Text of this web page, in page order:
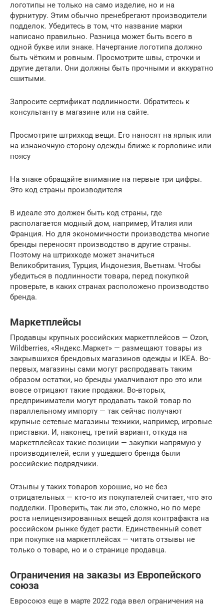
логотипы не только на само изделие, но и на
фурнитуру. Этим обычно пренебрегают производители
подделок. Убедитесь в том, что название марки
написано правильно. Разница может быть всего в
одной букве или знаке. Начертание логотипа должно
быть чётким и ровным. Просмотрите швы, строчки и
другие детали. Они должны быть прочными и аккуратно
сшитыми.
Запросите сертификат подлинности. Обратитесь к
консультанту в магазине или на сайте.
Просмотрите штрихкод вещи. Его наносят на ярлык или
на изнаночную сторону одежды ближе к горловине или
поясу
На знаке обращайте внимание на первые три цифры.
Это код страны производителя
В идеале это должен быть код страны, где
располагается модный дом, например, Италия или
Франция. Но для экономичности производства многие
бренды переносят производство в другие страны.
Поэтому на штрихкоде может значиться
Великобритания, Турция, Индонезия, Вьетнам. Чтобы
убедиться в подлинности товара, перед покупкой
проверьте, в каких странах расположено производство
бренда.
Маркетплейсы
Продавцы крупных российских маркетплейсов — Ozon,
Wildberries, «Яндекс.Маркет» — размещают товары из
закрывшихся брендовых магазинов одежды и IKEA. Во-
первых, магазины сами могут распродавать таким
образом остатки, но бренды умалчивают про это или
вовсе отрицают такие продажи. Во-вторых,
предприниматели могут продавать такой товар по
параллельному импорту — так сейчас получают
крупные сетевые магазины техники, например, игровые
приставки. И, наконец, третий вариант, откуда на
маркетплейсах такие позиции — закупки напрямую у
производителей, если у ушедшего бренда были
российские подрядчики.
Отзывы у таких товаров хорошие, но не без
отрицательных — кто-то из покупателей считает, что это
подделки. Проверить, так ли это, сложно, но по мере
роста нелицензированных вещей доля контрафакта на
российском рынке будет расти. Единственный совет
при покупке на маркетплейсах — читать отзывы не
только о товаре, но и о странице продавца.
Ограничения на заказы из Европейского
союза
Евросоюз еще в марте 2022 года ввел ограничения на